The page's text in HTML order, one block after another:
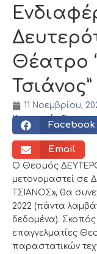
Θέατρο
Τσιάνος”
11 Νοεμβρίου,
Κοινωνικός
Facebook
Email
Ο Θεσμός
μετονομαστεί σε
ΤΣΙΑΝΟΣ», θα
2022 (πάντα
δεδομένα). Σκοπός
επαγγελματίες
παραστατικών